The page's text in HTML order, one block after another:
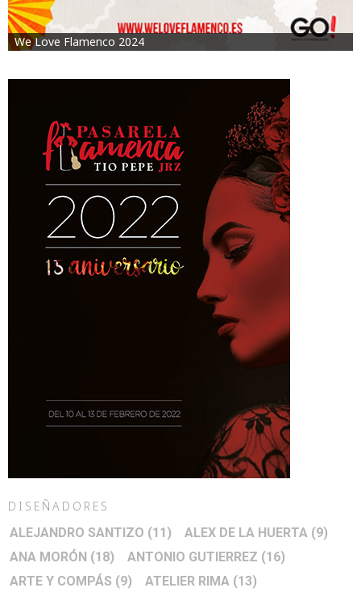
We Love Flamenco 2024
DISEÑADORES
ALEJANDRO SANTIZO (11) ALEX DE LA HUERTA (9)
ANA MORÓN (18) ANTONIO GUTIERREZ (16)
ARTE Y COMPÁS (9) ATELIER RIMA (13)